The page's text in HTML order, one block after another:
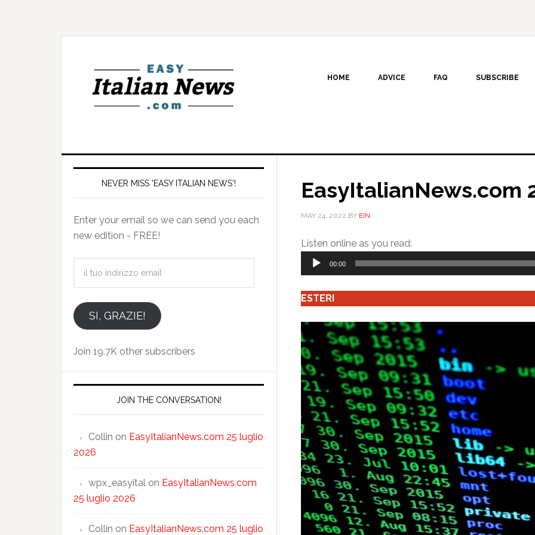
HOME ADVICE FAQ SUBSCRIBE
EasyItalianNews.com
MAY 24, 2022 BY EIN
Listen online as you read:
Player
00:00
ESTERI
NEVER MISS 'EASY ITALIAN NEWS'!
Enter your email so we can send you each
new edition - FREE!
emailSI, GRAZIE!
Join 19.7K other subscribers
JOIN THE CONVERSATION!
Collin on EasyItalianNews.com 25 luglio
2026
wpx_easyital on EasyItalianNews.com
25 luglio 2026
Collin on EasyItalianNews.com 25 luglio